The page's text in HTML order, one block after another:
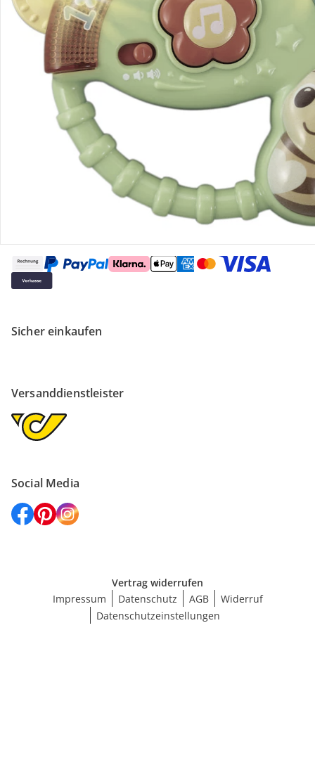
Gutscheine & Aktionen
Kontakt & Service
Filialen & Beratung
Sicher einkaufen
Versanddienstleister
Social Media
Vertrag widerrufen
Impressum
Datenschutz AGB
Widerruf
Datenschutzeinstellungen